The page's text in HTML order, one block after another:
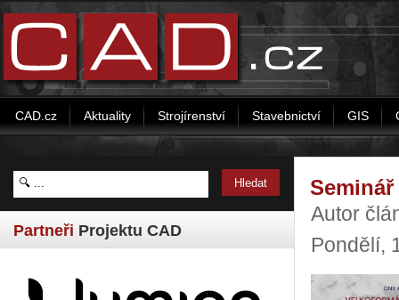
CAD.cz Aktuality Strojírenství Stavebnictví GIS
Partneři Projektu CAD
Autor
Pondělí,